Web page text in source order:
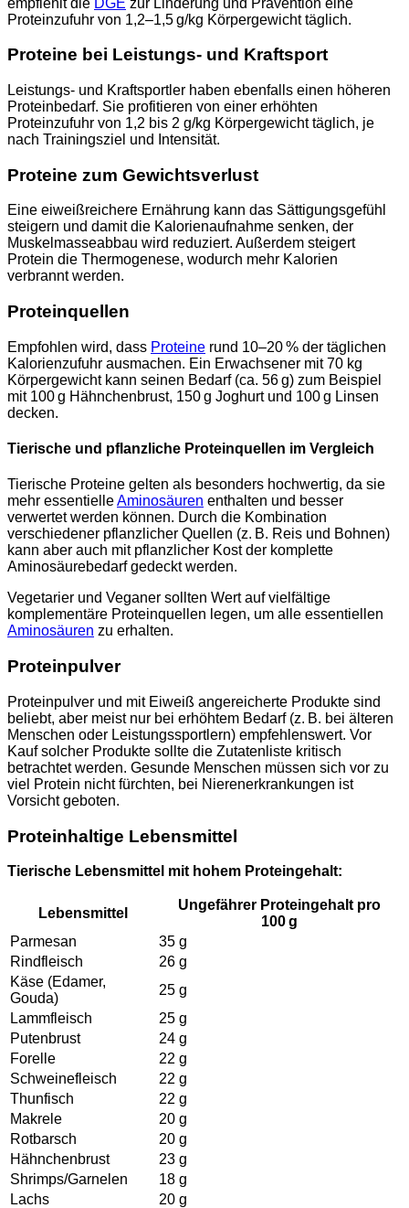
Proteinzufuhr von 1,2–1,5 g/kg Körpergewicht täglich.
Proteine bei Leistungs- und Kraftsport
Leistungs- und Kraftsportler haben ebenfalls einen höheren
Proteinbedarf. Sie profitieren von einer erhöhten
Proteinzufuhr von 1,2 bis 2 g/kg Körpergewicht täglich, je
nach Trainingsziel und Intensität.
Proteine zum Gewichtsverlust
Eine eiweißreichere Ernährung kann das Sättigungsgefühl
steigern und damit die Kalorienaufnahme senken, der
Muskelmasseabbau wird reduziert. Außerdem steigert
Protein die Thermogenese, wodurch mehr Kalorien
verbrannt werden.
Proteinquellen
Empfohlen wird, dass Proteine rund 10–20 % der täglichen
Kalorienzufuhr ausmachen. Ein Erwachsener mit 70 kg
Körpergewicht kann seinen Bedarf (ca. 56 g) zum Beispiel
mit 100 g Hähnchenbrust, 150 g Joghurt und 100 g Linsen
decken.
Tierische und pflanzliche Proteinquellen im Vergleich
Tierische Proteine gelten als besonders hochwertig, da sie
mehr essentielleAminosäuren enthalten und besser
verwertet werden können. Durch die Kombination
verschiedener pflanzlicher Quellen (z. B. Reis und Bohnen)
kann aber auch mit pflanzlicher Kost der komplette
Aminosäurebedarf gedeckt werden.
Vegetarier und Veganer sollten Wert auf vielfältige
komplementäre Proteinquellen legen, um alle essentiellen
Aminosäuren zu erhalten.
Proteinpulver
Proteinpulver und mit Eiweiß angereicherte Produkte sind
beliebt, aber meist nur bei erhöhtem Bedarf (z. B. bei älteren
Menschen oder Leistungssportlern) empfehlenswert. Vor
Kauf solcher Produkte sollte die Zutatenliste kritisch
betrachtet werden. Gesunde Menschen müssen sich vor zu
viel Protein nicht fürchten, bei Nierenerkrankungen ist
Vorsicht geboten.
Proteinhaltige Lebensmittel
Tierische Lebensmittel mit hohem Proteingehalt:
Lebensmittel
Ungefährer Proteingehalt pro
100 g
Parmesan
35 g
Rindfleisch
26 g
Käse (Edamer,
Gouda)
25 g
Lammfleisch
25 g
Putenbrust
24 g
Forelle
22 g
Schweinefleisch
22 g
Thunfisch
22 g
Makrele
20 g
Rotbarsch
20 g
Hähnchenbrust
23 g
Shrimps/Garnelen
18 g
Lachs
20 g